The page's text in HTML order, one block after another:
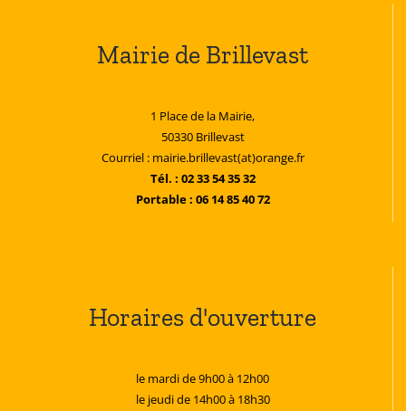
Mairie de Brillevast
1 Place de la Mairie,
50330 Brillevast
Courriel : mairie.brillevast(at)orange.fr
Tél. : 02 33 54 35 32
Portable : 06 14 85 40 72
Horaires d'ouverture
le mardi de 9h00 à 12h00
le jeudi de 14h00 à 18h30